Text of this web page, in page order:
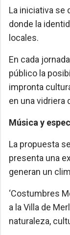
La iniciativa se
donde la
locales.
En cada
público la
impronta
en una vidriera
Música y
La propuesta
presenta una
generan un
‘Costumbres
a la Villa de
naturaleza,